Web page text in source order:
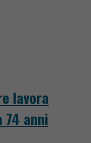
lavora
anni